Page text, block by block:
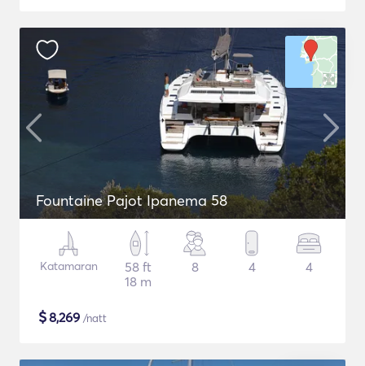
Fountaine Pajot Ipanema 58
Katamaran
58 ft
18 m
8 4 4
$8,269 /natt